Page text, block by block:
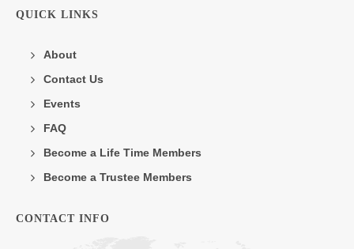
QUICK LINKS
About
Contact Us
Events
FAQ
Become a Life Time Members
Become a Trustee Members
CONTACT INFO